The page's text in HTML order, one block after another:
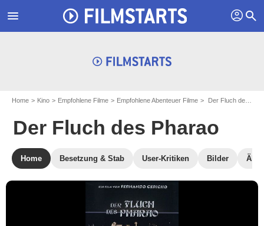
menu profil search
Home Kino Empfohlene Filme Empfohlene Abenteuer Filme Der Fluch des Pharao
Der Fluch des Pharao
Home Besetzung & Stab User-Kritiken Bilder